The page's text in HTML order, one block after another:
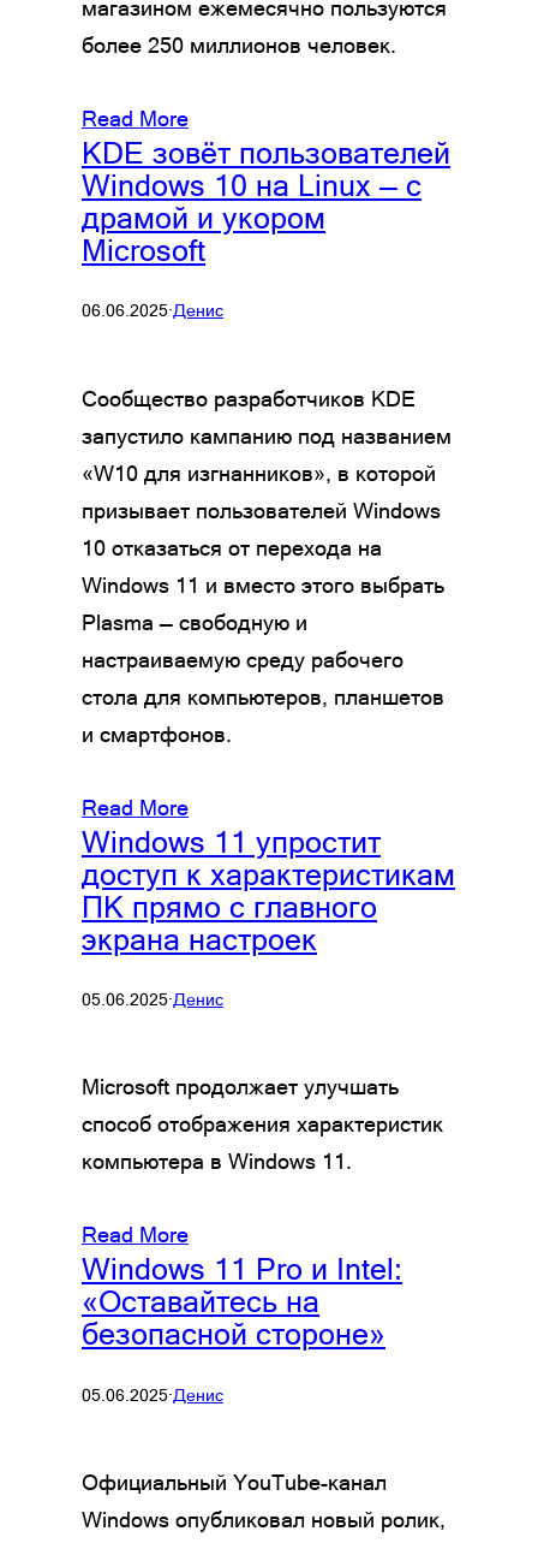
магазином ежемесячно пользуются
более 250 миллионов человек.
Read More
KDE зовёт пользователей
Windows 10 на Linux — с
драмой и укором
Microsoft
06.06.2025·Денис
Сообщество разработчиков KDE
запустило кампанию под названием
«W10 для изгнанников», в которой
призывает пользователей Windows
10 отказаться от перехода на
Windows 11 и вместо этого выбрать
Plasma — свободную и
настраиваемую среду рабочего
стола для компьютеров, планшетов
и смартфонов.
Read More
Windows 11 упростит
доступ к характеристикам
ПК прямо с главного
экрана настроек
05.06.2025·Денис
Microsoft продолжает улучшать
способ отображения характеристик
компьютера в Windows 11.
Read More
Windows 11 Pro и Intel:
«Оставайтесь на
безопасной стороне»
05.06.2025·Денис
Официальный YouTube-канал
Windows опубликовал новый ролик,